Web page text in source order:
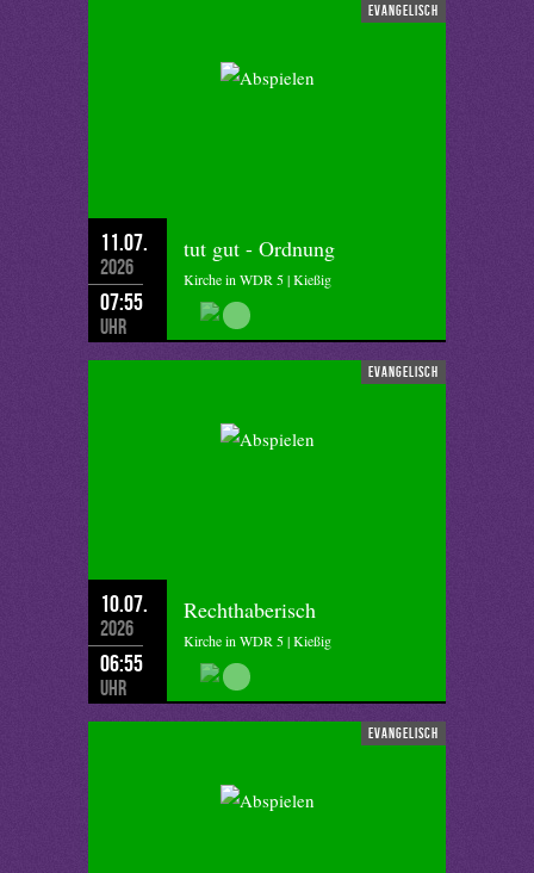
evangelisch
11.07.
2026
07:55
Uhr
tut gut - Ordnung
Kirche in WDR 5 | Kießig
evangelisch
10.07.
2026
06:55
Uhr
Rechthaberisch
Kirche in WDR 5 | Kießig
evangelisch